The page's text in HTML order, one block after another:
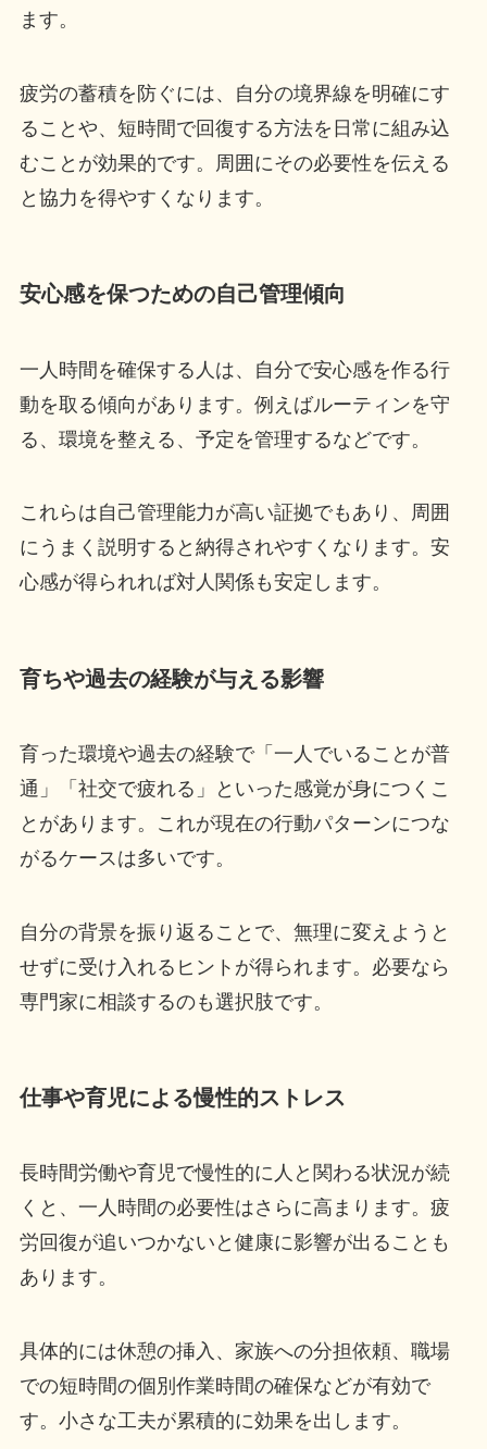
ます。
疲労の蓄積を防ぐには、自分の境界線を明確にす
ることや、短時間で回復する方法を日常に組み込
むことが効果的です。周囲にその必要性を伝える
と協力を得やすくなります。
安心感を保つための自己管理傾向
一人時間を確保する人は、自分で安心感を作る行
動を取る傾向があります。例えばルーティンを守
る、環境を整える、予定を管理するなどです。
これらは自己管理能力が高い証拠でもあり、周囲
にうまく説明すると納得されやすくなります。安
心感が得られれば対人関係も安定します。
育ちや過去の経験が与える影響
育った環境や過去の経験で「一人でいることが普
通」「社交で疲れる」といった感覚が身につくこ
とがあります。これが現在の行動パターンにつな
がるケースは多いです。
自分の背景を振り返ることで、無理に変えようと
せずに受け入れるヒントが得られます。必要なら
専門家に相談するのも選択肢です。
仕事や育児による慢性的ストレス
長時間労働や育児で慢性的に人と関わる状況が続
くと、一人時間の必要性はさらに高まります。疲
労回復が追いつかないと健康に影響が出ることも
あります。
具体的には休憩の挿入、家族への分担依頼、職場
での短時間の個別作業時間の確保などが有効で
す。小さな工夫が累積的に効果を出します。